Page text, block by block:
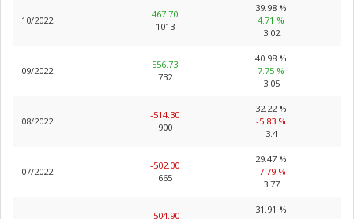
10/2022
467.70
1013
39.98 %
4.71 %
3.02
09/2022
556.73
732
40.98 %
7.75 %
3.05
08/2022
-514.30
900
32.22 %
-5.83 %
3.4
07/2022
-502.00
665
29.47 %
-7.79 %
3.77
-504.90
31.91 %